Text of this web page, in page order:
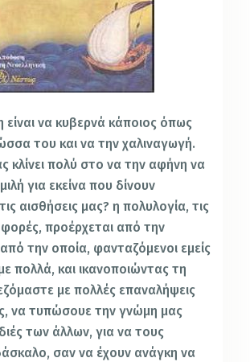
είναι να κυβερνά κάποιος όπως
του και να την χαλιναγωγή.
κλίνει πολύ στο να την αφήνη να
για εκείνα που δίνουν
αισθήσεις μας? η πολυλογία, τις
προέρχεται από την
την οποία, φανταζόμενοι εμείς
πολλά, και ικανοποιώντας τη
με πολλές επαναλήψεις
να τυπώσουε την γνώμη μας
των άλλων, για να τους
σαν να έχουν ανάγκη να